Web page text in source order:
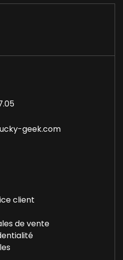
geek.com
client
de vente